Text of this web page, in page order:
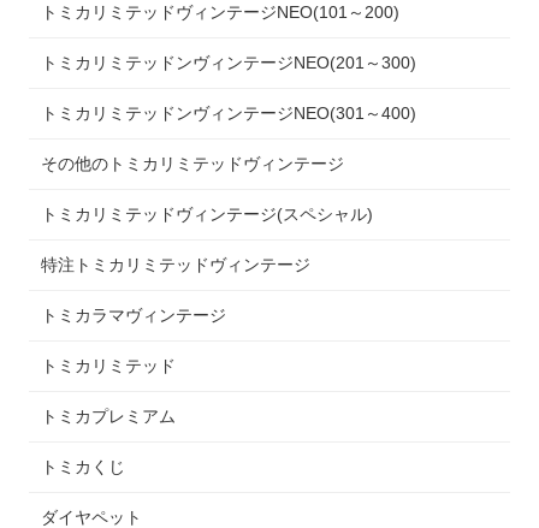
トミカリミテッドヴィンテージNEO(101～200)
トミカリミテッドンヴィンテージNEO(201～300)
トミカリミテッドンヴィンテージNEO(301～400)
その他のトミカリミテッドヴィンテージ
トミカリミテッドヴィンテージ(スペシャル)
特注トミカリミテッドヴィンテージ
トミカラマヴィンテージ
トミカリミテッド
トミカプレミアム
トミカくじ
ダイヤペット